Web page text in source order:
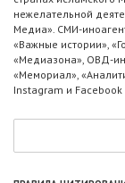
нежелательной
Медиа». СМИ-
«Важные истории»,
«Медиазона», ОВД-
«Мемориал»,
Instagram и